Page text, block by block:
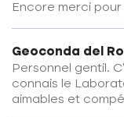
Encore merci
Geoconda del
Personnel gentil.
connais le
aimables et